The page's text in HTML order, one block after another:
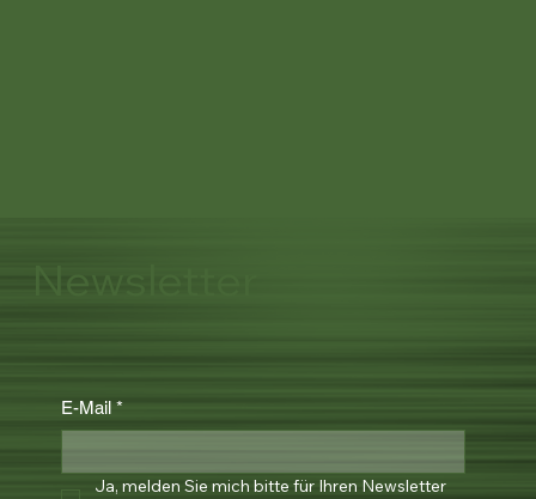
Newsletter
E-Mail *
Ja, melden Sie mich bitte für Ihren Newsletter